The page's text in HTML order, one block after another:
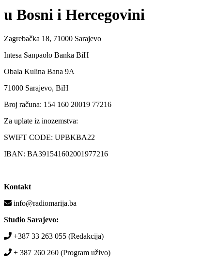
u Bosni i Hercegovini
Zagrebačka 18, 71000 Sarajevo
Intesa Sanpaolo Banka BiH
Obala Kulina Bana 9A
71000 Sarajevo, BiH
Broj računa: 154 160 20019 77216
Za uplate iz inozemstva:
SWIFT CODE: UPBKBA22
IBAN: BA391541602001977216
Kontakt
info@radiomarija.ba
Studio Sarajevo:
+387 33 263 055 (Redakcija)
+ 387 260 260 (Program uživo)